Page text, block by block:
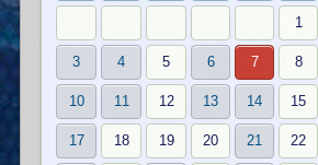
1
3 4 5 6 7 8
10 11 12 13 14 15
17 18 19 20 21 22